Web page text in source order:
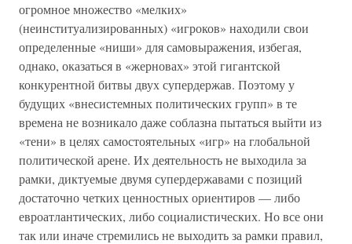
огромное множество «мелких»
(неинституализированных) «игроков» находили свои
определенные «ниши» для самовыражения, избегая,
однако, оказаться в «жерновах» этой гигантской
конкурентной битвы двух супердержав. Поэтому у
будущих «внесистемных политических групп» в те
времена не возникало даже соблазна пытаться выйти из
«тени» в целях самостоятельных «игр» на глобальной
политической арене. Их деятельность не выходила за
рамки, диктуемые двумя супердержавами с позиций
достаточно четких ценностных ориентиров — либо
евроатлантических, либо социалистических. Но все они
так или иначе стремились не выходить за рамки правил,